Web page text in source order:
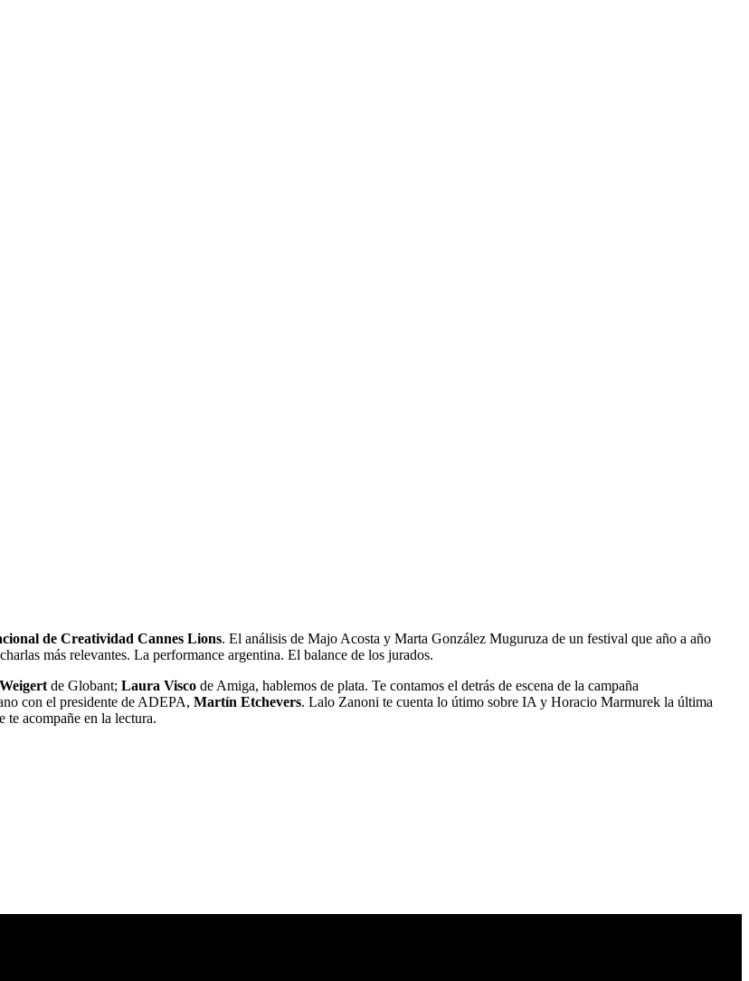
de Creatividad Cannes Lions. El análisis de Majo Acosta y Marta González Muguruza de un festival que año a año
más relevantes. La performance argentina. El balance de los jurados.
de Globant; Laura Visco de Amiga, hablemos de plata. Te contamos el detrás de escena de la campaña
con el presidente de ADEPA, Martín Etchevers. Lalo Zanoni te cuenta lo útimo sobre IA y Horacio Marmurek la última
te acompañe en la lectura.